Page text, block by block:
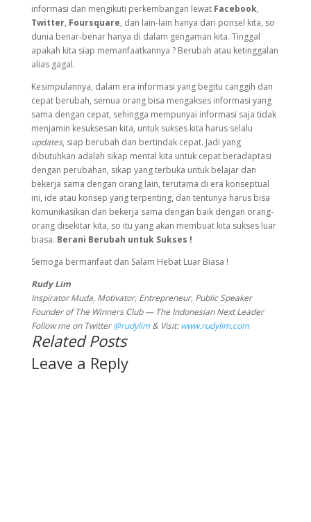
informasi dan mengikuti perkembangan lewat Facebook,
Twitter, Foursquare, dan lain-lain hanya dari ponsel kita, so
dunia benar-benar hanya di dalam gengaman kita. Tinggal
apakah kita siap memanfaatkannya ? Berubah atau ketinggalan
alias gagal.
Kesimpulannya, dalam era informasi yang begitu canggih dan
cepat berubah, semua orang bisa mengakses informasi yang
sama dengan cepat, sehingga mempunyai informasi saja tidak
menjamin kesuksesan kita, untuk sukses kita harus selalu
updates, siap berubah dan bertindak cepat. Jadi yang
dibutuhkan adalah sikap mental kita untuk cepat beradaptasi
dengan perubahan, sikap yang terbuka untuk belajar dan
bekerja sama dengan orang lain, terutama di era konseptual
ini, ide atau konsep yang terpenting, dan tentunya harus bisa
komunikasikan dan bekerja sama dengan baik dengan orang-
orang disekitar kita, so itu yang akan membuat kita sukses luar
biasa. Berani Berubah untuk Sukses !
Semoga bermanfaat dan Salam Hebat Luar Biasa !
Rudy Lim
Inspirator Muda, Motivator, Entrepreneur, Public Speaker
Founder of The Winners Club — The Indonesian Next Leader
Follow me on Twitter@rudylim& Visit:www.rudylim.com
Related Posts
Leave a Reply